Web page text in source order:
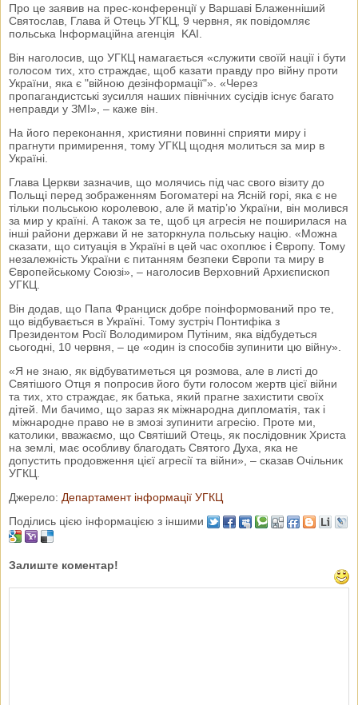
Про це заявив на прес-конференції у Варшаві Блаженніший
Святослав, Глава й Отець УГКЦ, 9 червня, як повідомляє
польська Iнформаційна агенція KAI.
Він наголосив, що УГКЦ намагається «служити своїй нації і бути
голосом тих, хто страждає, щоб казати правду про війну проти
України, яка є "війною дезінформації"». «Через
пропагандистські зусилля наших північних сусідів існує багато
неправди у ЗМІ», – каже він.
На його переконання, християни повинні сприяти миру і
прагнути примирення, тому УГКЦ щодня молиться за мир в
Україні.
Глава Церкви зазначив, що молячись під час свого візиту до
Польщі перед зображенням Богоматері на Ясній горі, яка є не
тільки польською королевою, але й матір’ю України, він молився
за мир у країні. А також за те, щоб ця агресія не поширилася на
інші райони держави й не заторкнула польську націю. «Можна
сказати, що ситуація в Україні в цей час охоплює і Європу. Тому
незалежність України є питанням безпеки Європи та миру в
Європейському Союзі», – наголосив Верховний Архиєпископ
УГКЦ.
Він додав, що Папа Франциск добре поінформований про те,
що відбувається в Україні. Тому зустріч Понтифіка з
Президентом Росії Володимиром Путіним, яка відбудеться
сьогодні, 10 червня, – це «один із способів зупинити цю війну».
«Я не знаю, як відбуватиметься ця розмова, але в листі до
Святішого Отця я попросив його бути голосом жертв цієї війни
та тих, хто страждає, як батька, який прагне захистити своїх
дітей. Ми бачимо, що зараз як міжнародна дипломатія, так і
міжнародне право не в змозі зупинити агресію. Проте ми,
католики, вважаємо, що Святіший Отець, як послідовник Христа
на землі, має особливу благодать Святого Духа, яка не
допустить продовження цієї агресії та війни», – сказав Очільник
УГКЦ.
Джерело: Департамент інформації УГКЦ
Поділись цією інформацією з іншими
Залиште коментар!